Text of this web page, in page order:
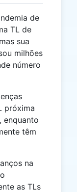
de
TL de
sua
milhões
número
próxima
enquanto
têm
na
as TLs